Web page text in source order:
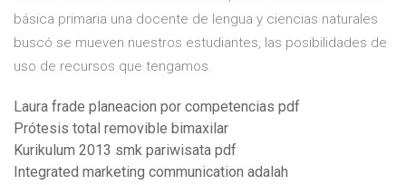
básica primaria una docente de lengua y ciencias naturales
buscó se mueven nuestros estudiantes, las posibilidades de
uso de recursos que tengamos.
Laura frade planeacion por competencias pdf
Prótesis total removible bimaxilar
Kurikulum 2013 smk pariwisata pdf
Integrated marketing communication adalah